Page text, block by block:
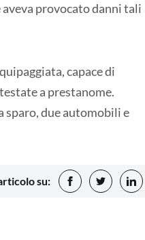
provocato danni tali
capace di
a prestanome.
sparo, due automobili e
su: